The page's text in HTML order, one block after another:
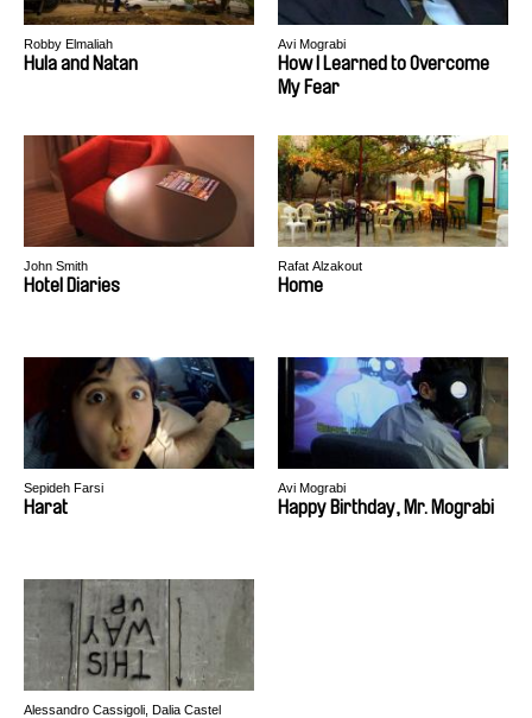
Robby Elmaliah
Hula and Natan
Avi Mograbi
How I Learned to Overcome
My Fear
John Smith
Hotel Diaries
Rafat Alzakout
Home
Sepideh Farsi
Harat
Avi Mograbi
Happy Birthday, Mr. Mograbi
Alessandro Cassigoli, Dalia Castel